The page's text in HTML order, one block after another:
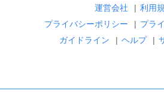
運営会社 | 利用
プライバシーポリシー
| プラ
ガイドライン
| ヘルプ |